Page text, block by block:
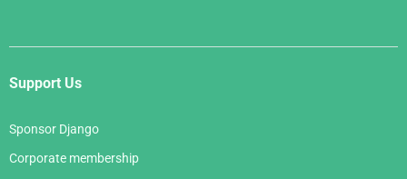
Support Us
Sponsor Django
Corporate membership